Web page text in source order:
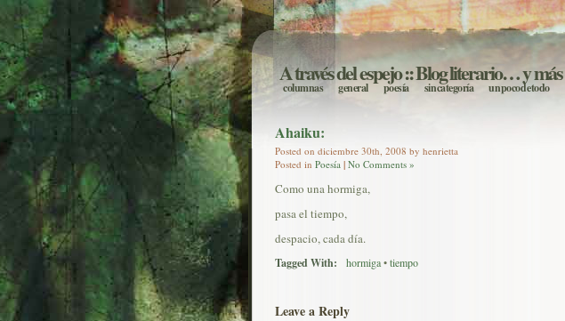
A través del espejo:: Blog literario… y más
columnas general poesía sin categoría un poco de todo
Ahaiku:
Posted on diciembre 30th, 2008 by henrietta
Posted in Poesía | No Comments »
Como una hormiga,
pasa el tiempo,
despacio, cada día.
Tagged With: hormiga•tiempo
Leave a Reply